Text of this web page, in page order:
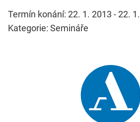
Termín konání: 22. 1. 2013 - 22.
Kategorie: Semináře